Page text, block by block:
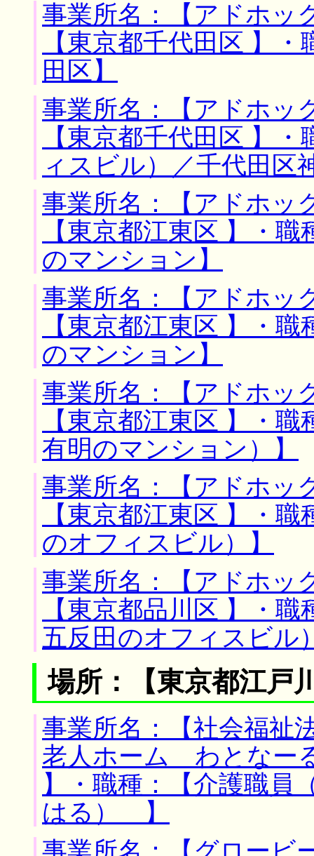
事業所名：【アドホ
【東京都千代田区 】
田区】
事業所名：【アドホ
【東京都千代田区 】
ィスビル）／千代田区
事業所名：【アドホ
【東京都江東区 】・
のマンション】
事業所名：【アドホ
【東京都江東区 】・
のマンション】
事業所名：【アドホ
【東京都江東区 】・
有明のマンション）】
事業所名：【アドホ
【東京都江東区 】・
のオフィスビル）】
事業所名：【アドホ
【東京都品川区 】・
五反田のオフィスビル
場所：【東京都江戸
事業所名：【社会福
老人ホーム わとなー
】・職種：【介護職員
はる） 】